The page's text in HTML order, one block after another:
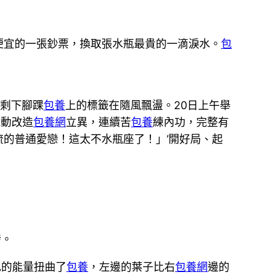
的一張鈔票，換取張水瓶最貴的一滴淚水。 包
下腳踝包養上的標籤在隨風飄盪。20日上午舉
改造包養網立異，連續苦包養練內功，完整有
普通愛戀！這太不水瓶座了！」’開好局、起
能量扭曲了包養 ，左邊的葉子比右包養網邊的